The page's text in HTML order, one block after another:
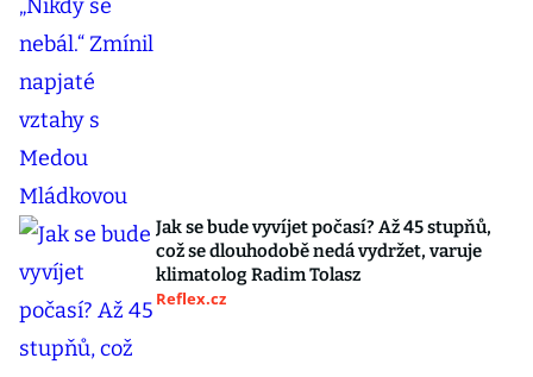
Jak se bude vyvíjet počasí? Až 45 stupňů,
což se dlouhodobě nedá vydržet, varuje
klimatolog Radim Tolasz
Reflex.cz